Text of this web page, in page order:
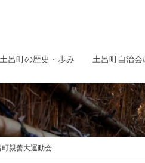
土呂町の歴史・歩み 土呂町自治会
町親善大運動会